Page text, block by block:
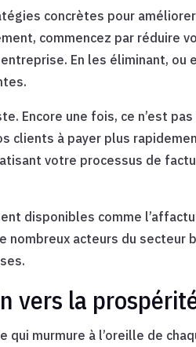
concrètes pour
commencez par réduire
En les éliminant, ou
Encore une fois, ce n’est
clients à payer plus
votre processus de
disponibles comme
nombreux acteurs du secteur
vers la
murmure à l’oreille de